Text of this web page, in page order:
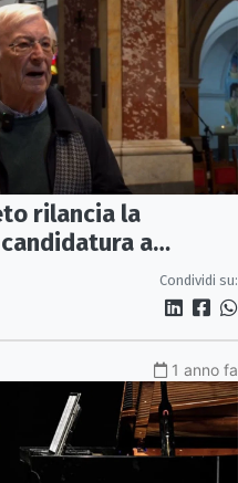
rilancia la
a
Condividi su:
1 anno fa